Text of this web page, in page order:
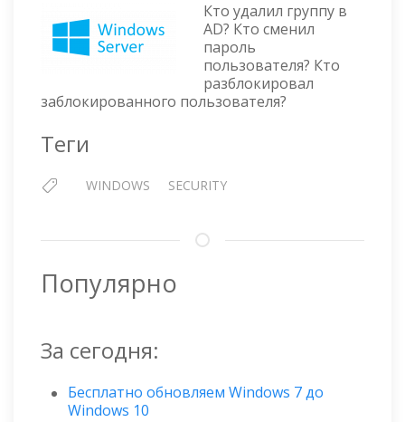
Кто удалил группу в
AD? Кто сменил
пароль
пользователя? Кто
разблокировал
заблокированного пользователя?
Теги
WINDOWS SECURITY
Популярно
За сегодня:
Бесплатно обновляем Windows 7 до
Windows 10